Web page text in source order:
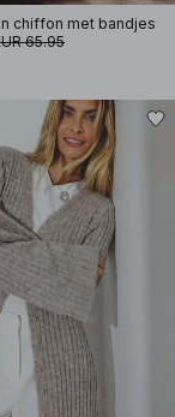
chiffon met bandjes
65.95